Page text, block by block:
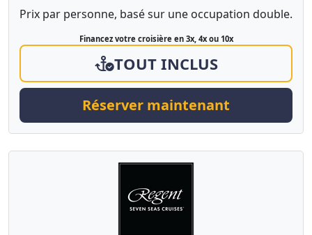
Prix par personne, basé sur une occupation double.
Financez votre croisière en 3x, 4x ou 10x
TOUT INCLUS
Réserver maintenant